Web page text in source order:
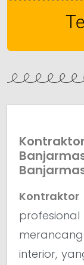
interior,